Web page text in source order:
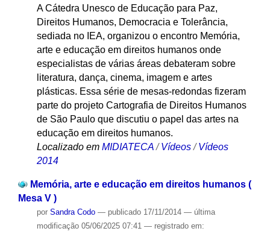
A Cátedra Unesco de Educação para Paz,
Direitos Humanos, Democracia e Tolerância,
sediada no IEA, organizou o encontro Memória,
arte e educação em direitos humanos onde
especialistas de várias áreas debateram sobre
literatura, dança, cinema, imagem e artes
plásticas. Essa série de mesas-redondas fizeram
parte do projeto Cartografia de Direitos Humanos
de São Paulo que discutiu o papel das artes na
educação em direitos humanos.
Localizado em MIDIATECA /Vídeos /Vídeos
2014
Memória, arte e educação em direitos humanos (
Mesa V )
por Sandra Codo — publicado17/11/2014 — última
modificação05/06/2025 07:41 — registrado em: